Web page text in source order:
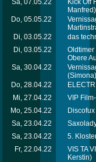
Sa, 07.05.22
Kick Off
Manfred)
Do, 05.05.22
Di, 03.05.22
das
Di, 03.05.22
Oldtimer
Obere
Sa, 30.04.22
(Simona)
Do, 28.04.22
Mi, 27.04.22
VIP
Mo, 25.04.22
Sa, 23.04.22
Sa, 23.04.22
5.
Fr, 22.04.22
VIS TA
Kerstin)